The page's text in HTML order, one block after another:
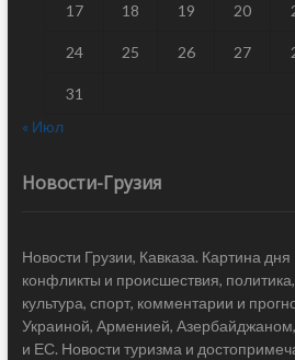
17 18 19 20
24 25 26 27
31
« Июл
Новости-Грузия
Новости Грузии, Кавказа. Картина
конфликты и происшествия,
культура, спорт, комментарии и
Украиной, Арменией,
и ЕС. Новости туризма и